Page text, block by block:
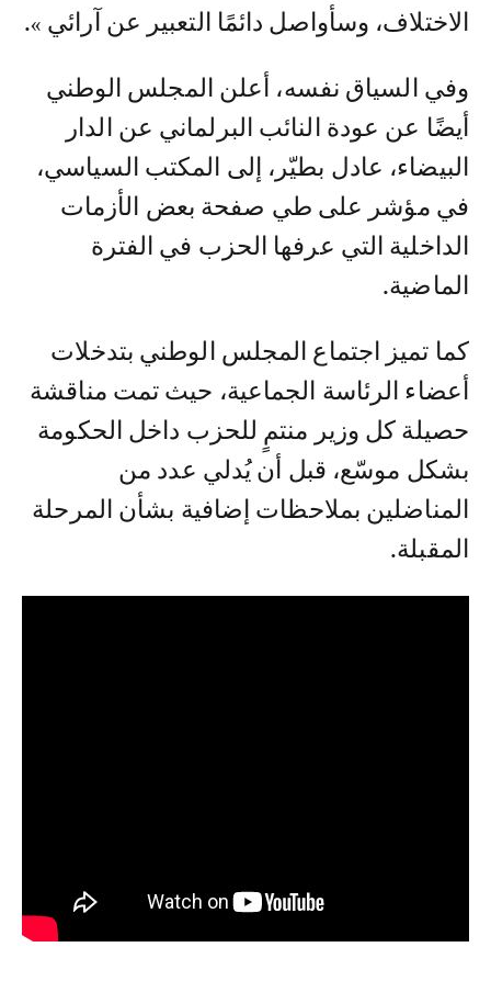
الاختلاف، وسأواصل دائمًا التعبير عن آرائي ».
وفي السياق نفسه، أعلن المجلس الوطني
أيضًا عن عودة النائب البرلماني عن الدار
البيضاء، عادل بطيّر، إلى المكتب السياسي،
في مؤشر على طي صفحة بعض الأزمات
الداخلية التي عرفها الحزب في الفترة
الماضية.
كما تميز اجتماع المجلس الوطني بتدخلات
أعضاء الرئاسة الجماعية، حيث تمت مناقشة
حصيلة كل وزير منتمٍ للحزب داخل الحكومة
بشكل موسّع، قبل أن يُدلي عدد من
المناضلين بملاحظات إضافية بشأن المرحلة
المقبلة.